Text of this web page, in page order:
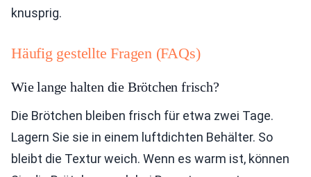
knusprig.
Häufig gestellte Fragen (FAQs)
Wie lange halten die Brötchen frisch?
Die Brötchen bleiben frisch für etwa zwei Tage.
Lagern Sie sie in einem luftdichten Behälter. So
bleibt die Textur weich. Wenn es warm ist, können